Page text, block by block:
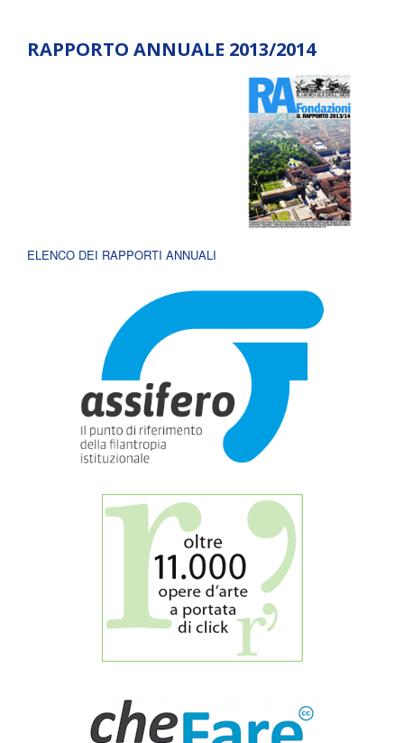
RAPPORTO ANNUALE 2013/2014
ELENCO DEI RAPPORTI ANNUALI